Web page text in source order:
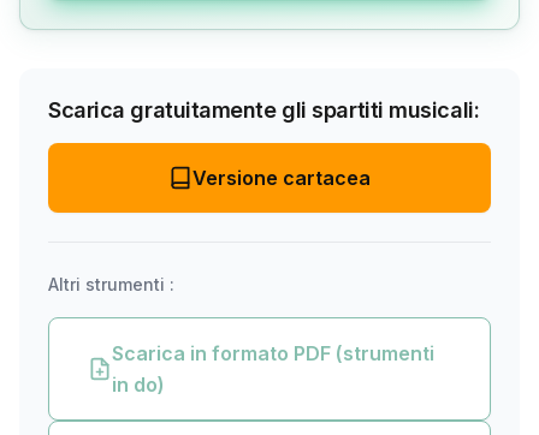
Scarica gratuitamente gli spartiti musicali:
Versione cartacea
Altri strumenti :
Scarica in formato PDF (strumenti
in do)